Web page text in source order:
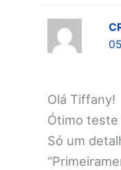
Olá Tiffany!
Ótimo
Só um